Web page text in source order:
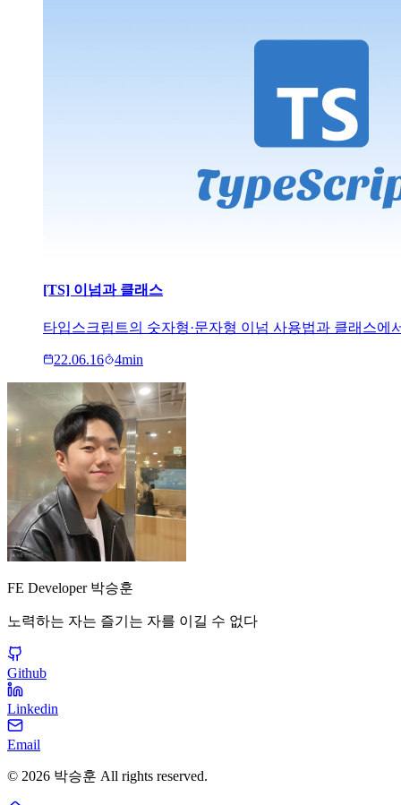
[TS] 이넘과 클래스
타입스크립트의 숫자형·문자형 이넘 사용법과 클래스에
22.06.16 4min
FE Developer 박승훈
노력하는 자는 즐기는 자를 이길 수 없다
Github
Linkedin
Email
© 2026 박승훈 All rights reserved.